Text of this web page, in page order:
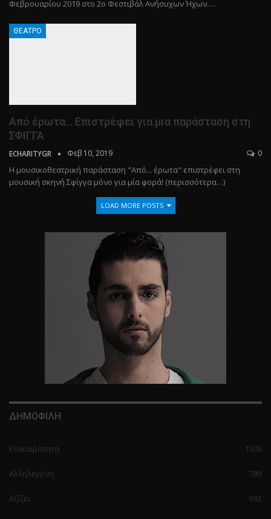
Φεβρουαρίου 2019 στο 2ο Φεστιβάλ Ανήσυχων Ήχων.…
ΘΈΑΤΡΟ
Από έρωτα… Επιστρέφει για μια παράσταση στη
ΣΦΙΓΓΑ
ECHARITYGR Φεβ 10, 2019 0
Η μουσικοθεατρική παράσταση "Από... έρωτα" επιστρέφει στη
μουσική σκηνή Σφίγγα μόνο για μία φορά! (περισσότερα…)
LOAD MORE POSTS
ΔΗΜΟΦΙΛΗ
Επικαιρότητα 1306
Αλληλεγγύη 789
Αξίζει 692